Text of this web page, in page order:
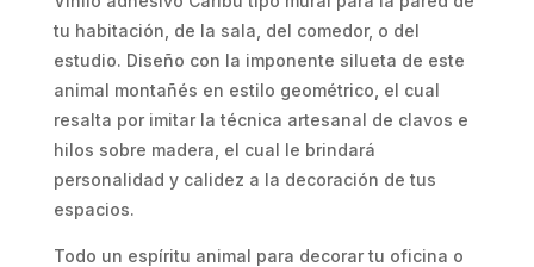
tu habitación, de la sala, del comedor, o del
estudio. Diseño con la imponente silueta de este
animal montañés en estilo geométrico, el cual
resalta por imitar la técnica artesanal de clavos e
hilos sobre madera, el cual le brindará
personalidad y calidez a la decoración de tus
espacios.
Todo un espíritu animal para decorar tu oficina o